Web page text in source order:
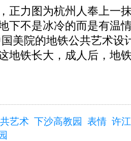
力图为杭州人奉上一抹
下不是冰冷的而是有温
美院的地铁公共艺术设
地铁长大，成人后，地
艺术 下沙高教园 表情 许江